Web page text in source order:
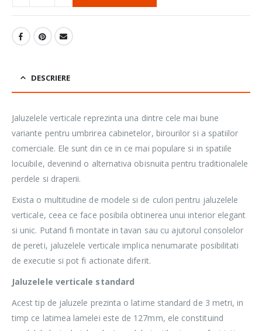
DESCRIERE
Jaluzelele verticale reprezinta una dintre cele mai bune
variante pentru umbrirea cabinetelor, birourilor si a spatiilor
comerciale. Ele sunt din ce in ce mai populare si in spatiile
locuibile, devenind o alternativa obisnuita pentru traditionalele
perdele si draperii.
Exista o multitudine de modele si de culori pentru jaluzelele
verticale, ceea ce face posibila obtinerea unui interior elegant
si unic. Putand fi montate in tavan sau cu ajutorul consolelor
de pereti, jaluzelele verticale implica nenumarate posibilitati
de executie si pot fi actionate diferit.
Jaluzelele verticale standard
Acest tip de jaluzele prezinta o latime standard de 3 metri, in
timp ce latimea lamelei este de 127mm, ele constituind